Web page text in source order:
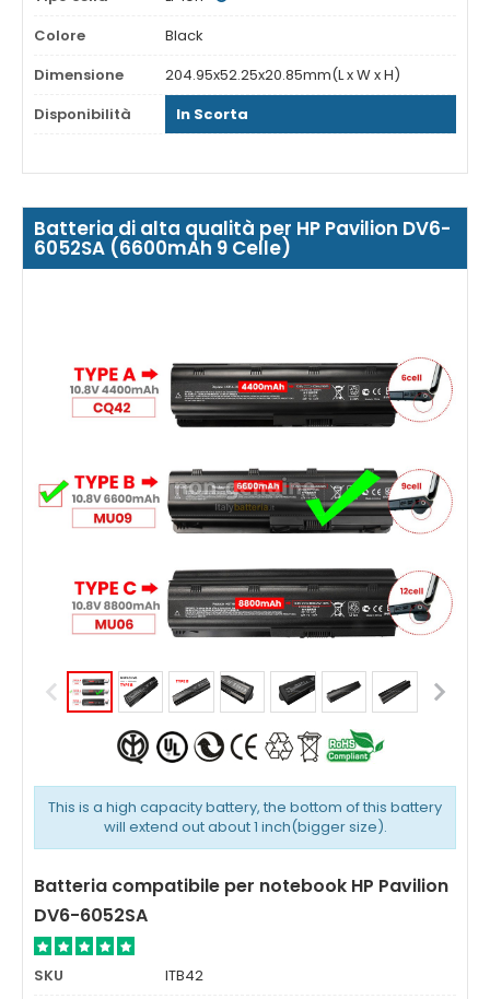
Colore
Black
Dimensione
204.95x52.25x20.85mm(L x W x H)
Disponibilità
In Scorta
Batteria di alta qualità per HP Pavilion DV6-
6052SA (6600mAh 9 Celle)
This is a high capacity battery, the bottom of this battery
will extend out about 1 inch(bigger size).
Batteria compatibile per notebook HP Pavilion
DV6-6052SA
SKU ITB42